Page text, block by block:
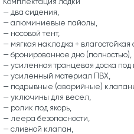
— два сидения,
— алюминиевые пайолы,
— носовой тент,
— мягкая накладка +
— бронированное дно (полностью),
— усиленная транцевая доска под
— усиленный материал ПВХ,
— подрывные (аварийные)
— уключины для весел,
— ролик под якорь,
— леера безопасности,
— сливной клапан,